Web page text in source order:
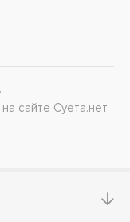
сайте Суета.нет